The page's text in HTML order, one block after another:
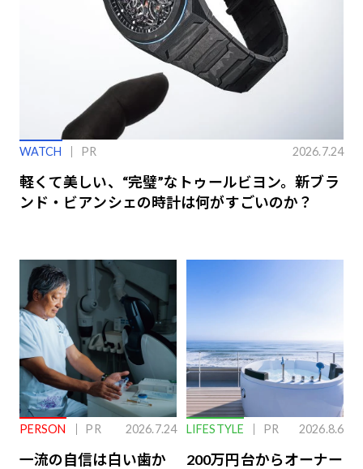
WATCH PR 2026.7.24
軽くて美しい、“完璧”なトゥールビヨン。新ブラ
ンド・ビアンシェの時計は何がすごいのか？
PERSON PR 2026.7.24
一流の自信は白い歯か
LIFESTYLE PR 2026.8.6
200万円台からオーナー